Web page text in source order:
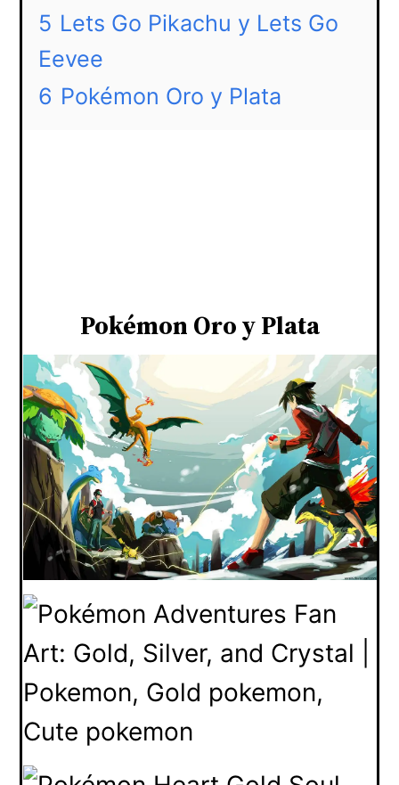
5 Lets Go Pikachu y Lets Go
Eevee
6 Pokémon Oro y Plata
Pokémon Oro y Plata